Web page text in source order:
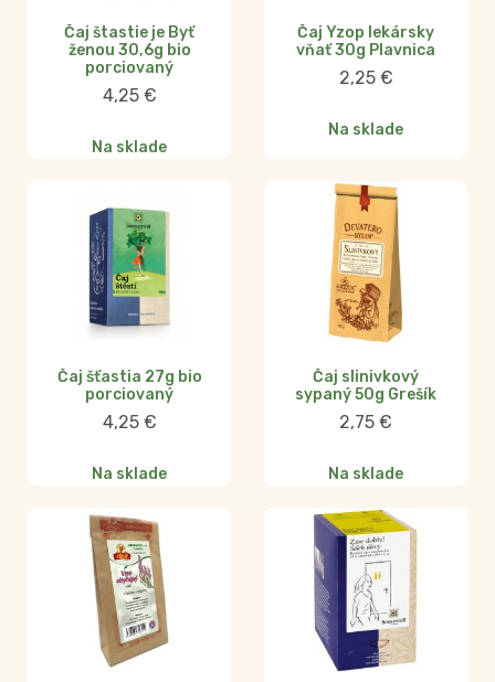
Čaj štastie je Byť
ženou 30,6g bio
porciovaný
4,25 €
Na sklade
Čaj Yzop lekársky
vňať 30g Plavnica
2,25 €
Na sklade
Čaj šťastia 27g bio
porciovaný
4,25 €
Na sklade
Čaj slinivkový
sypaný 50g Grešík
2,75 €
Na sklade